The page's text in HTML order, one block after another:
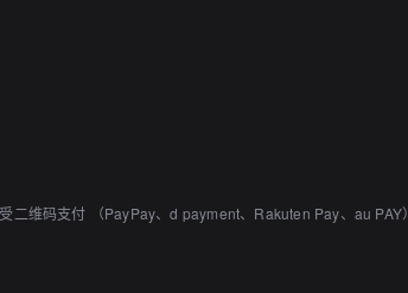
维码支付 （PayPay、d payment、Rakuten Pay、au PAY）